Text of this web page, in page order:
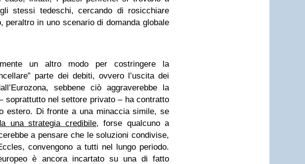
stessi tedeschi, cercando di rosicchiare
peraltro in uno scenario di domanda globale
un altro modo per costringere la
parte dei debiti, ovvero l’uscita dei
sebbene ciò aggraverebbe la
soprattutto nel settore privato – ha contratto
estero. Di fronte a una minaccia simile, se
una strategia credibile, forse qualcuno a
a pensare che le soluzioni condivise,
convengono a tutti nel lungo periodo.
è ancora incartato su una di fatto